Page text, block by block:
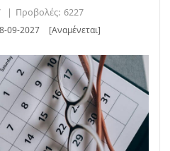
| Προβολές: 6227
09-2027 [Αναμένεται]